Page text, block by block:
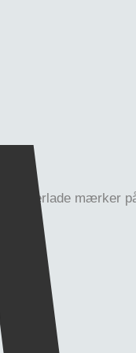
efterlade mærker